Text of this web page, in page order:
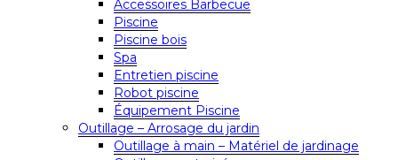
Accessoires Barbecue
Piscine
Piscine bois
Spa
Entretien piscine
Robot piscine
Équipement Piscine
Outillage – Arrosage du jardin
Outillage à main – Matériel de jardinage